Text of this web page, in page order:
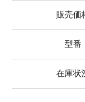
販売価
型番
在庫状